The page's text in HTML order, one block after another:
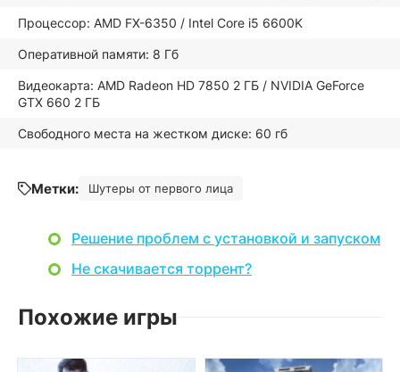
Процессор: AMD FX-6350 / Intel Core i5 6600K
Оперативной памяти: 8 Гб
Видеокарта: AMD Radeon HD 7850 2 ГБ / NVIDIA GeForce
GTX 660 2 ГБ
Свободного места на жестком диске: 60 гб
Метки: Шутеры от первого лица
Решение проблем с установкой и запуском
Не скачивается торрент?
Похожие игры